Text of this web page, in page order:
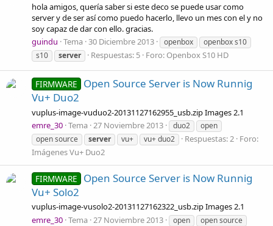
hola amigos, quería saber si este deco se puede usar como
server y de ser así como puedo hacerlo, llevo un mes con el y no
soy capaz de dar con ello. gracias.
guindu Tema 30 Diciembre 2013 openbox
openbox s10
s10
server Respuestas: 5 Foro: Openbox S10 HD
FIRMWARE
Open Source Server is Now Runnig
Vu+ Duo2
vuplus-image-vuduo2-20131127162955_usb.zip Images 2.1
emre_30 Tema 27 Noviembre 2013 duo2
open
open source
server vu+ vu+ duo2 Respuestas: 2 Foro:
Imágenes Vu+ Duo2
FIRMWARE
Open Source Server is Now Runnig
Vu+ Solo2
vuplus-image-vusolo2-20131127162322_usb.zip Images 2.1
emre_30 Tema 27 Noviembre 2013 open
open source